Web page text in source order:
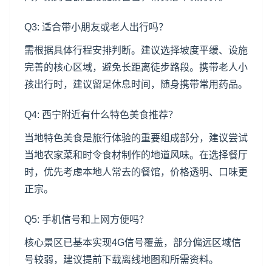
Q3: 适合带小朋友或老人出行吗？
需根据具体行程安排判断。建议选择坡度平缓、设施
完善的核心区域，避免长距离徒步路段。携带老人小
孩出行时，建议留足休息时间，随身携带常用药品。
Q4: 西宁附近有什么特色美食推荐？
当地特色美食是旅行体验的重要组成部分，建议尝试
当地农家菜和时令食材制作的地道风味。在选择餐厅
时，优先考虑本地人常去的餐馆，价格透明、口味更
正宗。
Q5: 手机信号和上网方便吗？
核心景区已基本实现4G信号覆盖，部分偏远区域信
号较弱，建议提前下载离线地图和所需资料。